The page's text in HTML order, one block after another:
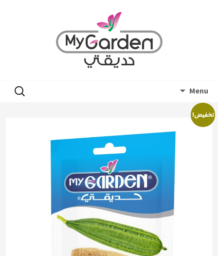
Menu
البحث
عن:
تخفيض!